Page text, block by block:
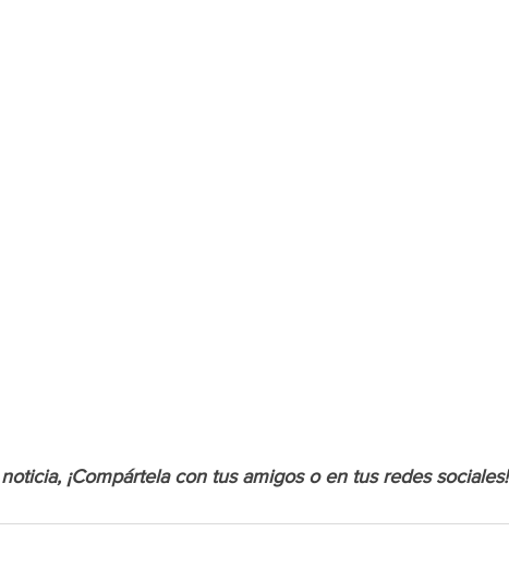
¡Compártela con tus amigos o en tus redes sociales!